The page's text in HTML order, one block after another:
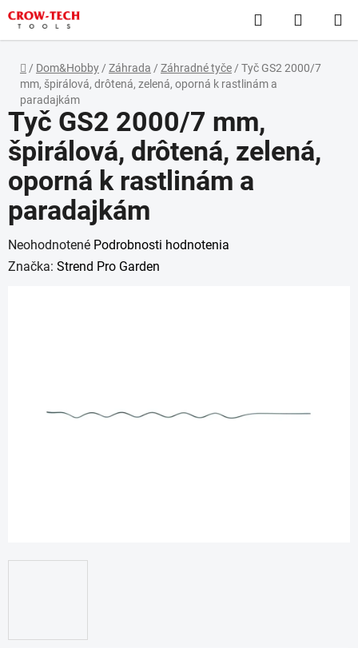
Prejsť
na
obsah
Hľadať
KOŠÍK
Domov
/ Dom&Hobby / Záhrada / Záhradné tyče / Tyč GS2 2000/7
mm, špirálová, drôtená, zelená, oporná k rastlinám a
paradajkám
Tyč GS2 2000/7 mm,
špirálová, drôtená, zelená,
oporná k rastlinám a
paradajkám
Priemerné
hodnotenie
Neohodnotené Podrobnosti hodnotenia
Značka: Strend Pro Garden